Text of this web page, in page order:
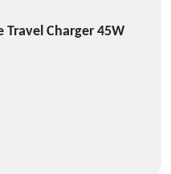
Travel Charger 45W